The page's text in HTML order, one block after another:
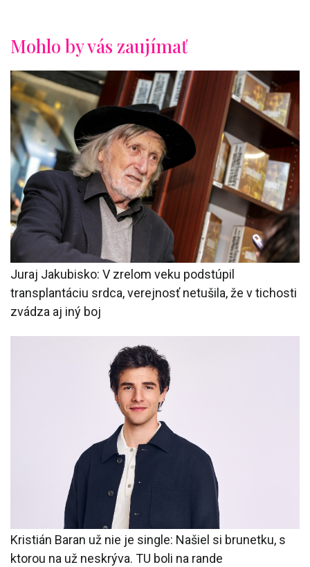
Mohlo by vás zaujímať
Juraj Jakubisko: V zrelom veku podstúpil
transplantáciu srdca, verejnosť netušila, že v tichosti
zvádza aj iný boj
Kristián Baran už nie je single: Našiel si brunetku, s
ktorou na už neskrýva. TU boli na rande